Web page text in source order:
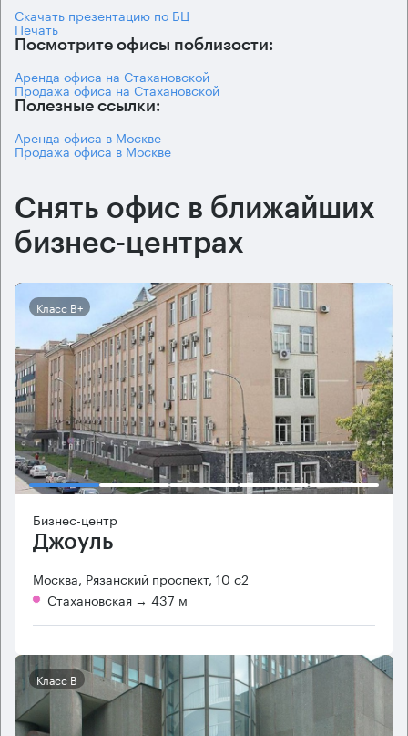
Скачать презентацию по БЦ
Печать
Посмотрите офисы поблизости:
Аренда офиса на Стахановской
Продажа офиса на Стахановской
Полезные ссылки:
Аренда офиса в Москве
Продажа офиса в Москве
Снять офис в ближайших
бизнес-центрах
Класс B+
Бизнес-центр
Джоуль
Москва, Рязанский проспект, 10 с2
Стахановская → 437 м
Класс B